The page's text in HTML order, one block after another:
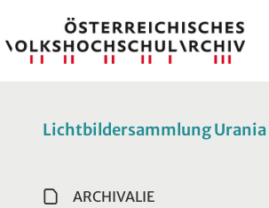
Lichtbildersammlung Urania
ARCHIVALIE